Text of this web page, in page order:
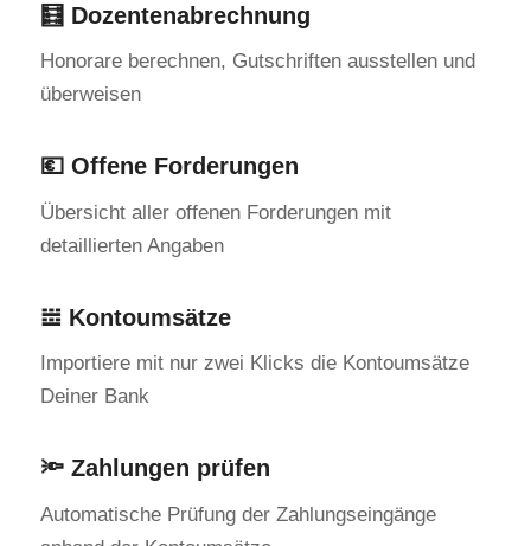
🧮 Dozentenabrechnung
Honorare berechnen, Gutschriften ausstellen und
überweisen
💶 Offene Forderungen
Übersicht aller offenen Forderungen mit
detaillierten Angaben
𝍂 Kontoumsätze
Importiere mit nur zwei Klicks die Kontoumsätze
Deiner Bank
🔦 Zahlungen prüfen
Automatische Prüfung der Zahlungseingänge